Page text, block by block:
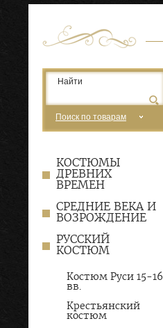
Поиск по товарам
КОСТЮМЫ
ДРЕВНИХ
ВРЕМЕН
СРЕДНИЕ ВЕКА И
ВОЗРОЖДЕНИЕ
РУССКИЙ
КОСТЮМ
Костюм Руси 15-16
вв.
Крестьянский
костюм